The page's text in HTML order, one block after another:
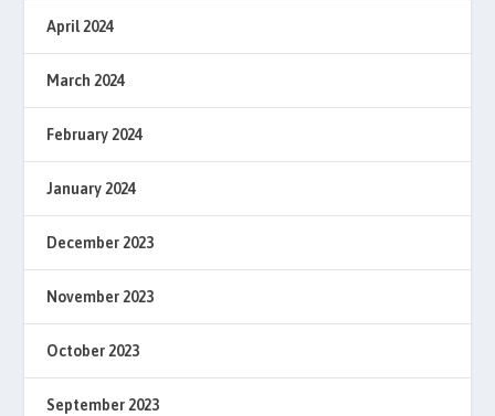
April 2024
March 2024
February 2024
January 2024
December 2023
November 2023
October 2023
September 2023